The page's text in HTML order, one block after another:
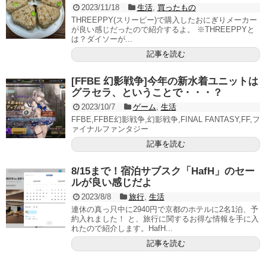
2023/11/18 生活, 買ったもの
THREEPPY(スリーピー)で購入したおにぎりメーカー
が良い感じだったので紹介するよ。 ※THREEPPYと
は？ダイソーが...
記事を読む
[FFBE 幻影戦争]今年の新水着ユニットは
グラセラ、ということで・・・？
2023/10/7 ゲーム, 生活
FFBE,FFBE幻影戦争,幻影戦争,FINAL FANTASY,FF,フ
ァイナルファンタジー
記事を読む
8/15まで！宿泊サブスク「HafH」のセー
ルが良い感じだよ
2023/8/8 旅行, 生活
連休の真っ只中に2940円で京都のホテルに2名1泊、予
約入れました！ と、旅行に関するお得な情報を手に入
れたので紹介します。HafH...
記事を読む